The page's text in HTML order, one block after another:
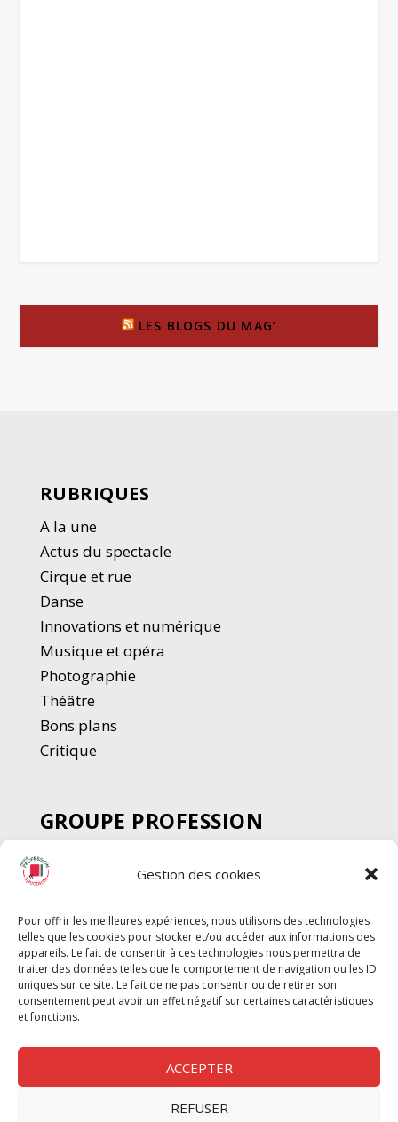
Gestion des cookies
Pour offrir les meilleures expériences, nous utilisons des technologies
telles que les cookies pour stocker et/ou accéder aux informations des
appareils. Le fait de consentir à ces technologies nous permettra de
traiter des données telles que le comportement de navigation ou les ID
uniques sur ce site. Le fait de ne pas consentir ou de retirer son
consentement peut avoir un effet négatif sur certaines caractéristiques
et fonctions.
ACCEPTER
REFUSER
LES BLOGS DU MAG’
RUBRIQUES
A la une
Actus du spectacle
Cirque et rue
Danse
Innovations et numérique
Musique et opéra
Photographie
Théâtre
Bons plans
Critique
GROUPE PROFESSION
SPECTACLE
Chèque Intermittents
Chèque Compta
Chèque Emploi Spectacle
G-Pods
Profession Audio-visuel